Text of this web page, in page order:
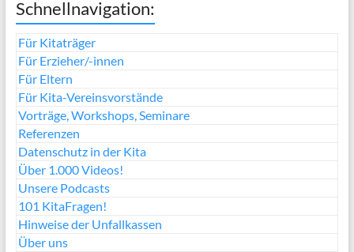
Schnellnavigation:
Für Kitaträger
Für Erzieher/-innen
Für Eltern
Für Kita-Vereinsvorstände
Vorträge, Workshops, Seminare
Referenzen
Datenschutz in der Kita
Über 1.000 Videos!
Unsere Podcasts
101 KitaFragen!
Hinweise der Unfallkassen
Über uns